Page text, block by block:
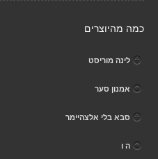
כמה מהיוצרים
לינה מוריסט
אמנון סער
סבא בלי אלצהיימר
ה ו